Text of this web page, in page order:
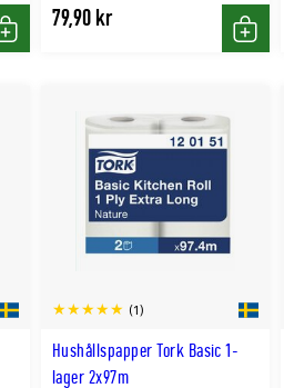
Köp
79,90 kr
Köp
Hushållspapper Tork Basic 1-
lager 2x97m
(1)